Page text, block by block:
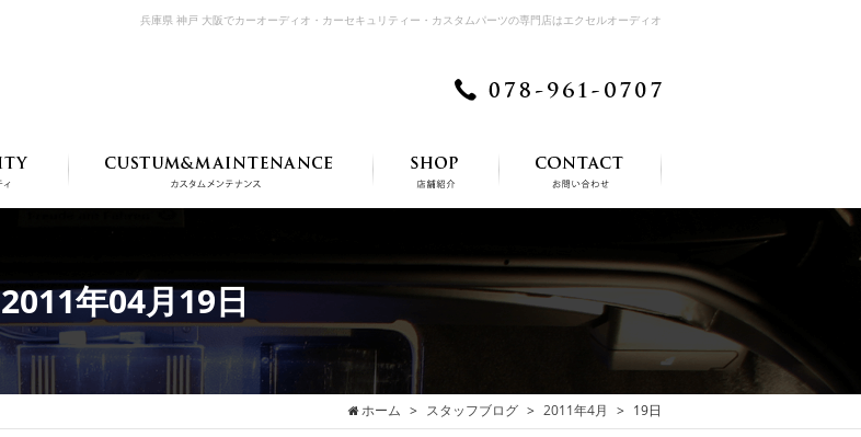
兵庫県 神戸 大阪でカーオーディオ・カーセキュリティー・カスタムパーツの専門店はエクセルオーディオ
2011年04月19日
ホーム スタッフブログ 2011年4月 19日